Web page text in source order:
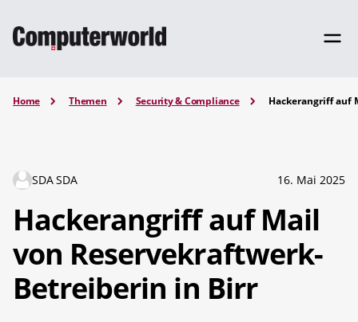
Home Themen Security & Compliance Hackerangriff auf
SDA SDA 16. Mai 2025
Hackerangriff auf Mail
von Reservekraftwerk-
Betreiberin in Birr